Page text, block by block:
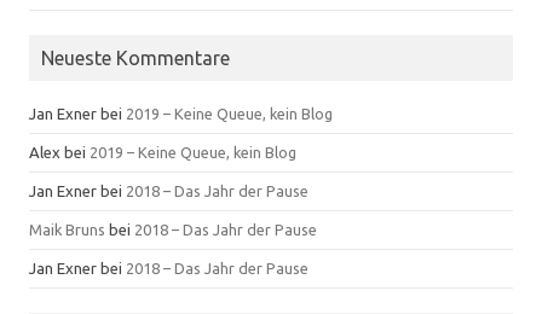
Neueste Kommentare
Jan Exner bei 2019 – Keine Queue, kein Blog
Alex bei 2019 – Keine Queue, kein Blog
Jan Exner bei 2018 – Das Jahr der Pause
Maik Bruns bei 2018 – Das Jahr der Pause
Jan Exner bei 2018 – Das Jahr der Pause